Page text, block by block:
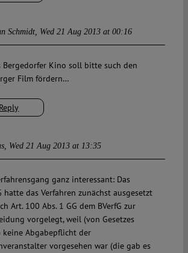
Schmidt Wed 21 Aug 2013 at 00:16
Reply
Bergedorfer Kino soll bitte such den
Film fördern…
Wed 21 Aug 2013 at 13:35
ganz interessant: Das
hatte das Verfahren zunächst ausgesetzt
Art. 100 Abs. 1 GG dem BVerfG zur
vorgelegt, weil (von Gesetzes
keine Abgabepflicht der
vorgesehen war (die gab es